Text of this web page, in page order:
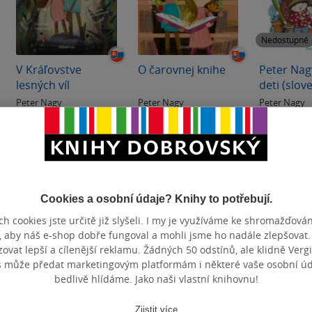
V Kráľovstve
lesných víl
Peter Nagy
hvězdiček
268 Kč
299 Kč
O čarovnej knihe
Peter Nagy
hvězdiček
268 Kč
Běžně299 Kč
Nedostupné
Peter
deti
Peter Nagy
hvězdiček
Cookies a osobní údaje? Knihy to potřebují.
cookies jste určitě již slyšeli. I my je využíváme ke
aby náš e-shop dobře fungoval a mohli jsme ho nadále zlepšovat.
lepší a cílenější reklamu. Žádných 50 odstínů, ale klidně
může předat marketingovým platformám i některé vaše osobní
bedlivě hlídáme. Jako naši vlastní knihovnu!
Zjistit více